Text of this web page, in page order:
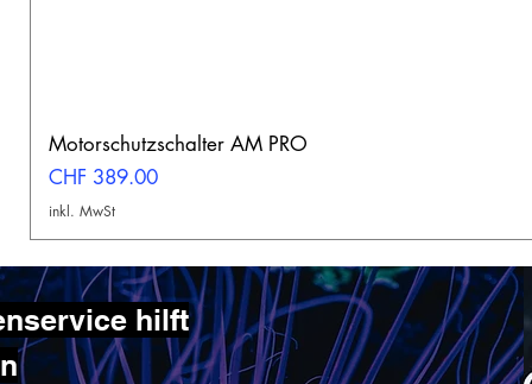
Motorschutzschalter AM PRO
Preis
CHF 389.00
inkl. MwSt
hilft